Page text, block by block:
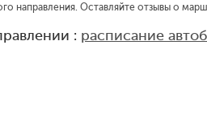
направления. Оставляйте отзывы о
: расписание